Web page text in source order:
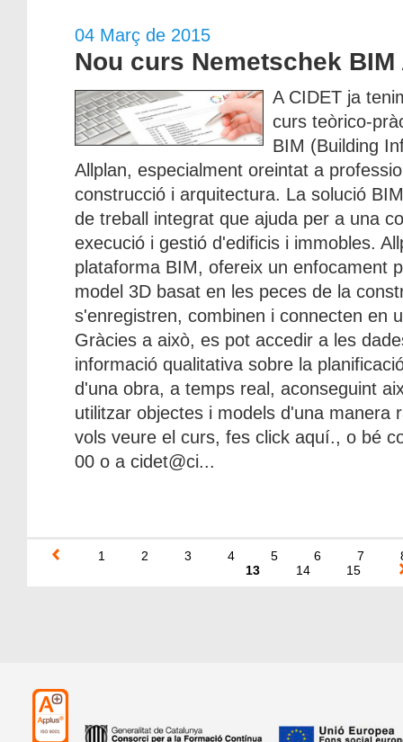
04 Març de 2015
Nou curs Nemetschek
A CIDET ja
curs teòrico-
BIM (Building
Allplan, especialment oreintat a
construcció i arquitectura. La solució
de treball integrat que ajuda per a una
execució i gestió d'edificis i immobles.
plataforma BIM, ofereix un enfocament
model 3D basat en les peces de la
s'enregistren, combinen i connecten en
Gràcies a això, es pot accedir a les
informació qualitativa sobre la
d'una obra, a temps real, aconseguint
utilitzar objectes i models d'una manera
vols veure el curs, fes click aquí., o bé
00 o a cidet@ci...
1 2 3 4 5 6 7
13
14 15